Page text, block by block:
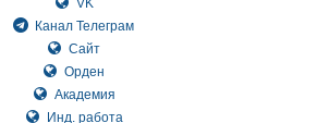
Канал Телеграм
Сайт
Орден
Академия
Инд. работа